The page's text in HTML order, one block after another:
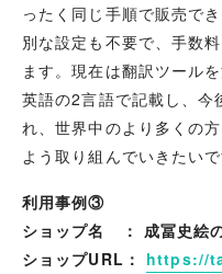
ったく同じ手順で販売で
別な設定も不要で、手数
ます。現在は翻訳ツール
英語の2言語で記載し、今
れ、世界中のより多くの
よう取り組んでいきたいで
利用事例③
ショップ名 ： 成冨史絵
ショップURL： https://